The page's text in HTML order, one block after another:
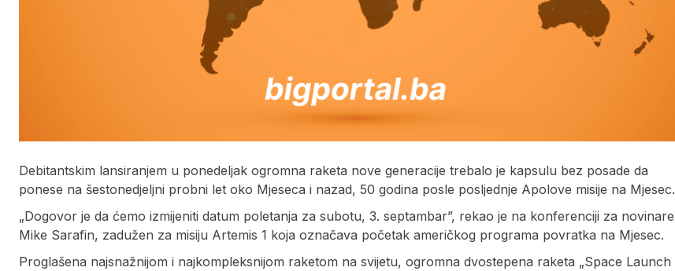
Debitantskim lansiranjem u ponedeljak ogromna raketa nove generacije trebalo je kapsulu bez posade da
ponese na šestonedjeljni probni let oko Mjeseca i nazad, 50 godina posle posljednje Apolove misije na Mjesec.
„Dogovor je da ćemo izmijeniti datum poletanja za subotu, 3. septambar”, rekao je na konferenciji za novinare
Mike Sarafin, zadužen za misiju Artemis 1 koja označava početak američkog programa povratka na Mjesec.
Proglašena najsnažnijom i najkompleksnijom raketom na svijetu, ogromna dvostepena raketa „Space Launch